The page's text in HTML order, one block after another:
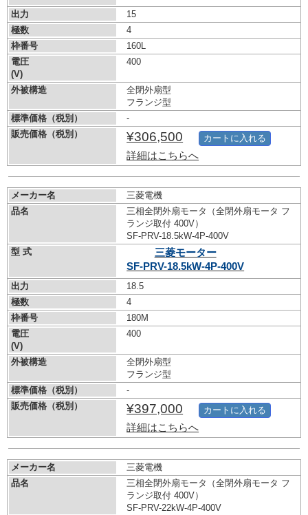
出力
15
極数
4
枠番号
160L
電圧
(V)
400
外被構造
全閉外扇型
フランジ型
標準価格（税別）
-
販売価格（税別）
¥306,500
詳細はこちらへ
カートに入れる
メーカー名
三菱電機
品名
三相全閉外扇モータ（全閉外扇モータ フ
ランジ取付 400V）
SF-PRV-18.5kW-4P-400V
型 式
三菱モーター
SF-PRV-18.5kW-4P-400V
出力
18.5
極数
4
枠番号
180M
電圧
(V)
400
外被構造
全閉外扇型
フランジ型
標準価格（税別）
-
販売価格（税別）
¥397,000
詳細はこちらへ
カートに入れる
メーカー名
三菱電機
品名
三相全閉外扇モータ（全閉外扇モータ フ
ランジ取付 400V）
SF-PRV-22kW-4P-400V